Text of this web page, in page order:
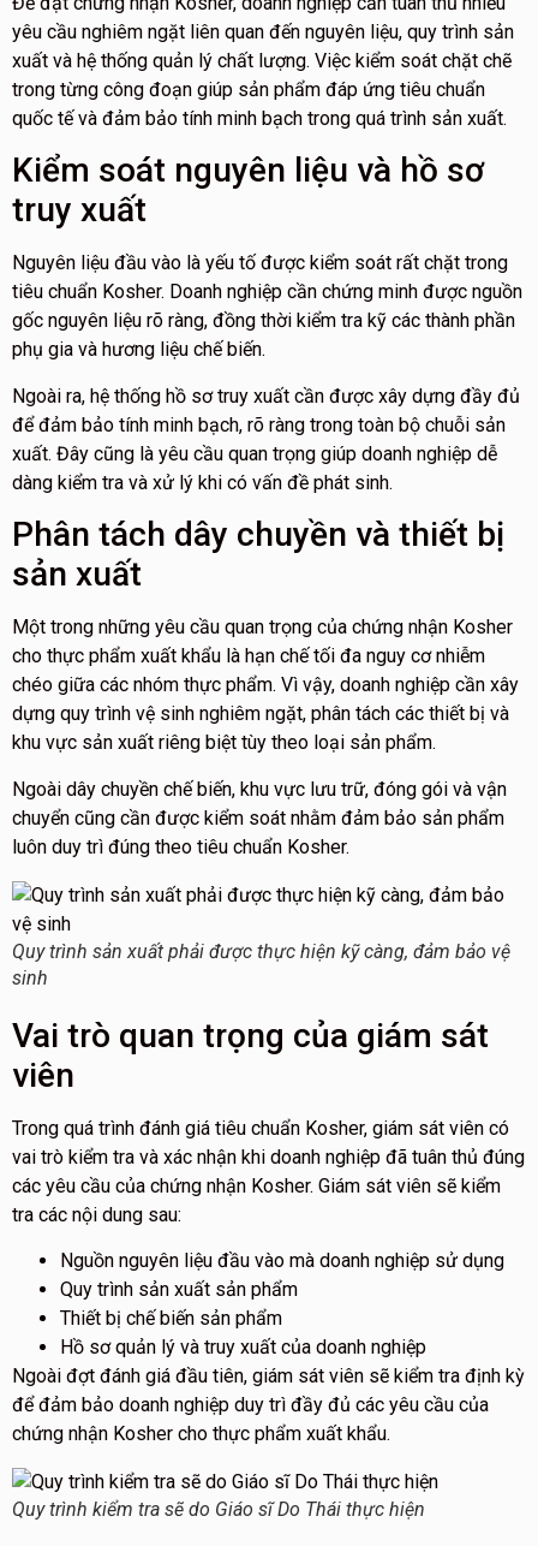
yêu cầu nghiêm ngặt liên quan đến nguyên liệu, quy trình sản
xuất và hệ thống quản lý chất lượng. Việc kiểm soát chặt chẽ
trong từng công đoạn giúp sản phẩm đáp ứng tiêu chuẩn
quốc tế và đảm bảo tính minh bạch trong quá trình sản xuất.
Kiểm soát nguyên liệu và hồ sơ
truy xuất
Nguyên liệu đầu vào là yếu tố được kiểm soát rất chặt trong
tiêu chuẩn Kosher. Doanh nghiệp cần chứng minh được nguồn
gốc nguyên liệu rõ ràng, đồng thời kiểm tra kỹ các thành phần
phụ gia và hương liệu chế biến.
Ngoài ra, hệ thống hồ sơ truy xuất cần được xây dựng đầy đủ
để đảm bảo tính minh bạch, rõ ràng trong toàn bộ chuỗi sản
xuất. Đây cũng là yêu cầu quan trọng giúp doanh nghiệp dễ
dàng kiểm tra và xử lý khi có vấn đề phát sinh.
Phân tách dây chuyền và thiết bị
sản xuất
Một trong những yêu cầu quan trọng của chứng nhận Kosher
cho thực phẩm xuất khẩu là hạn chế tối đa nguy cơ nhiễm
chéo giữa các nhóm thực phẩm. Vì vậy, doanh nghiệp cần xây
dựng quy trình vệ sinh nghiêm ngặt, phân tách các thiết bị và
khu vực sản xuất riêng biệt tùy theo loại sản phẩm.
Ngoài dây chuyền chế biến, khu vực lưu trữ, đóng gói và vận
chuyển cũng cần được kiểm soát nhằm đảm bảo sản phẩm
luôn duy trì đúng theo tiêu chuẩn Kosher.
Quy trình sản xuất phải được thực hiện kỹ càng, đảm bảo vệ
sinh
Vai trò quan trọng của giám sát
viên
Trong quá trình đánh giá tiêu chuẩn Kosher, giám sát viên có
vai trò kiểm tra và xác nhận khi doanh nghiệp đã tuân thủ đúng
các yêu cầu của chứng nhận Kosher. Giám sát viên sẽ kiểm
tra các nội dung sau:
Nguồn nguyên liệu đầu vào mà doanh nghiệp sử dụng
Quy trình sản xuất sản phẩm
Thiết bị chế biến sản phẩm
Hồ sơ quản lý và truy xuất của doanh nghiệp
Ngoài đợt đánh giá đầu tiên, giám sát viên sẽ kiểm tra định kỳ
để đảm bảo doanh nghiệp duy trì đầy đủ các yêu cầu của
chứng nhận Kosher cho thực phẩm xuất khẩu.
Quy trình kiểm tra sẽ do Giáo sĩ Do Thái thực hiện